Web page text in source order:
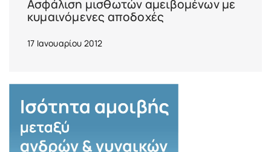
Ασφάλιση μισθωτών αμειβομένων με
κυμαινόμενες αποδοχές
17 Ιανουαρίου 2012